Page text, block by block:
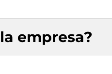
empresa?